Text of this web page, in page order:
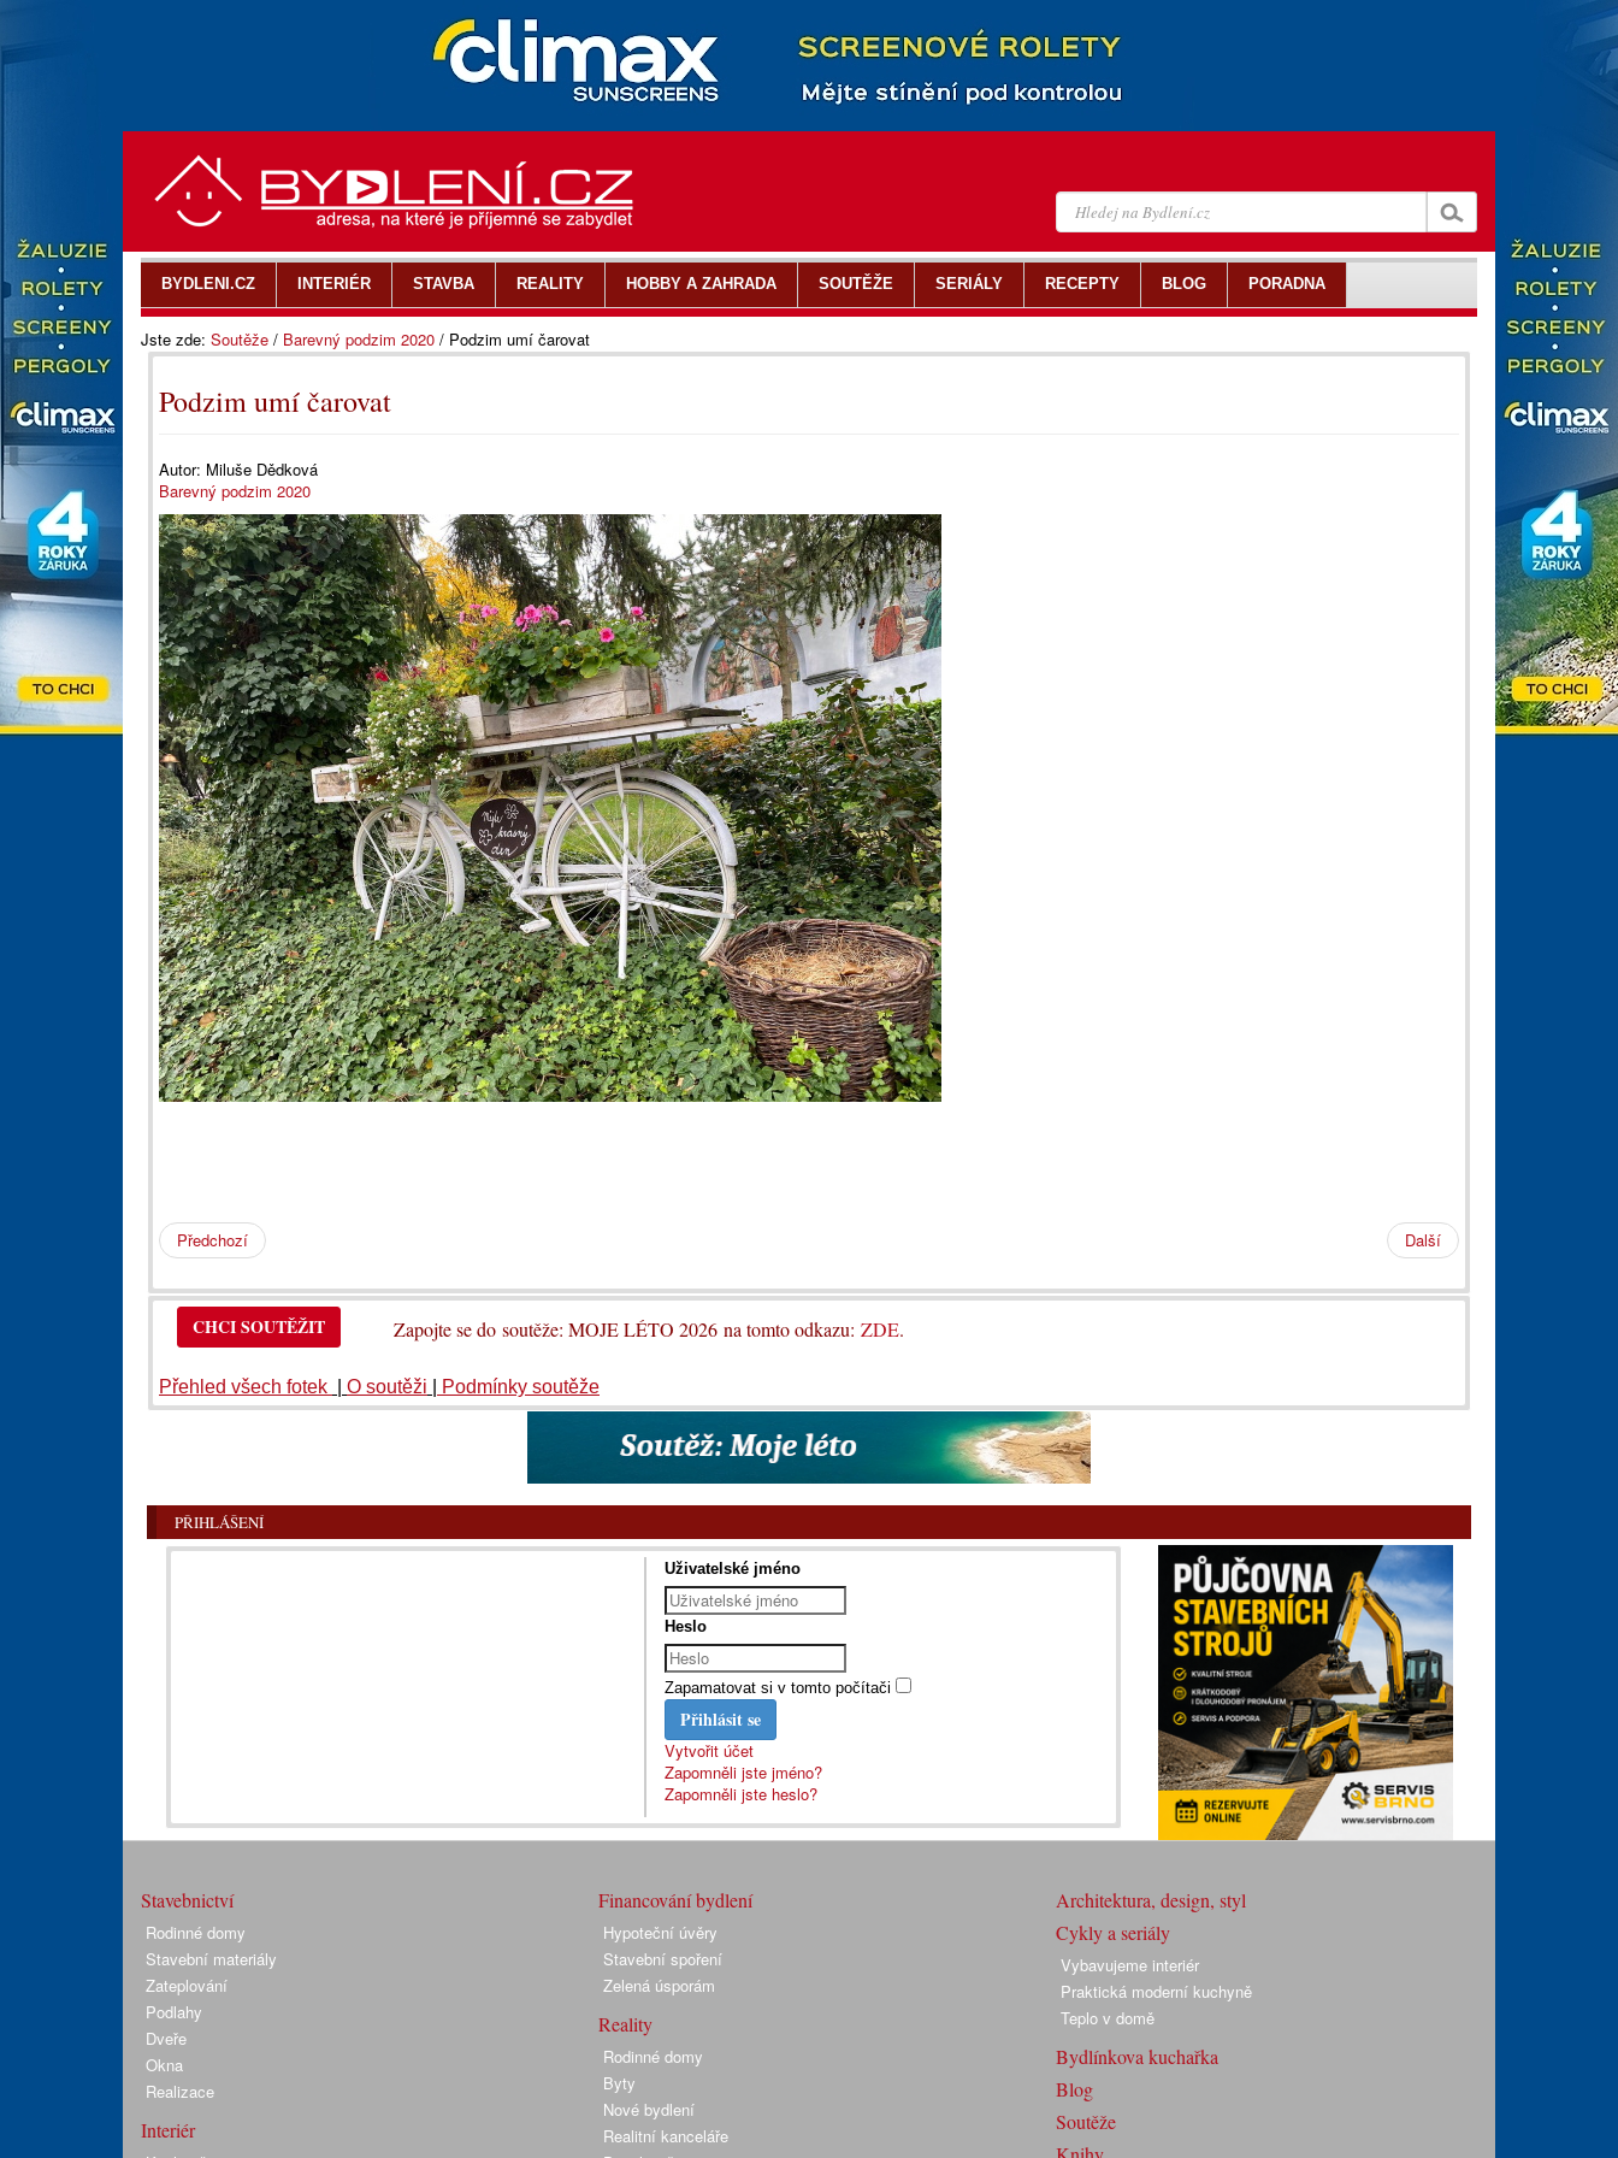
Jste zde: Soutěže / Barevný podzim 2020 / Podzim umí čarovat
Podzim umí čarovat
Autor: Miluše Dědková
Barevný podzim 2020
Předchozí Další
CHCI SOUTĚŽIT Zapojte se do soutěže: MOJE LÉTO 2026 na tomto odkazu: ZDE.
Přehled všech fotek O soutěži Podmínky soutěže
PŘIHLÁŠENÍ
Uživatelské jméno
Heslo
Zapamatovat si v tomto počítači
Přihlásit se
Vytvořit účet
Zapomněli jste jméno?
Zapomněli jste heslo?
BYDLENI.CZ INTERIÉR STAVBA REALITY HOBBY A ZAHRADA SOUTĚŽE SERIÁLY RECEPTY BLOG PORADNA
Stavebnictví
Rodinné domy
Stavební materiály
Zateplování
Podlahy
Dveře
Okna
Realizace
Interiér
Financování bydlení
Hypoteční úvěry
Stavební spoření
Zelená úsporám
Reality
Rodinné domy
Byty
Nové bydlení
Realitní kanceláře
Architektura, design, styl
Cykly a seriály
Vybavujeme interiér
Praktická moderní kuchyně
Teplo v domě
Bydlínkova kuchařka
Blog
Soutěže